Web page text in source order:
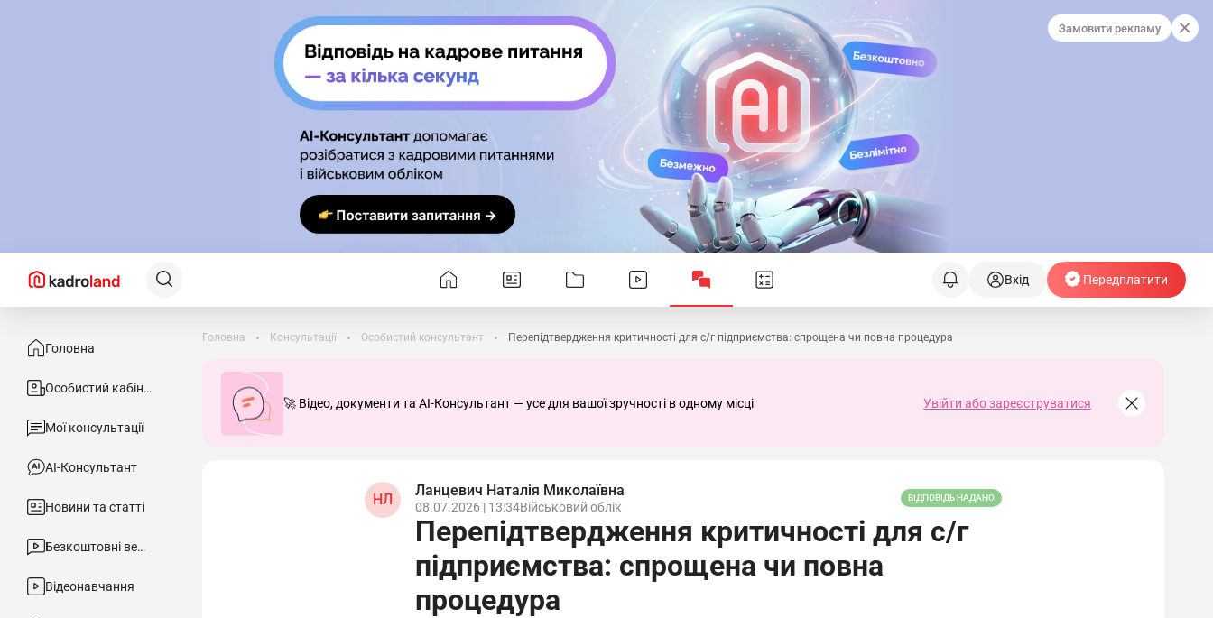
Замовити рекламу
Вхід Передплатити
Головна
Особистий кабінет
Мої консультації
АІ-Консультант
Новини та статті
Безкоштовні вебінари
Відеонавчання
Головна Консультації Особистий консультант Перепідтвердження критичності для с/г підприємства: спрощена чи повна процедура
🚀 Відео, документи та AI-Консультант — усе для вашої зручності в одному місці Увійти або зареєструватися
НЛ
Ланцевич Наталія Миколаївна
08.07.2026 | 13:34Військовий облік
ВІДПОВІДЬ НАДАНО
Перепідтвердження критичності для с/г
підприємства: спрощена чи повна
процедура